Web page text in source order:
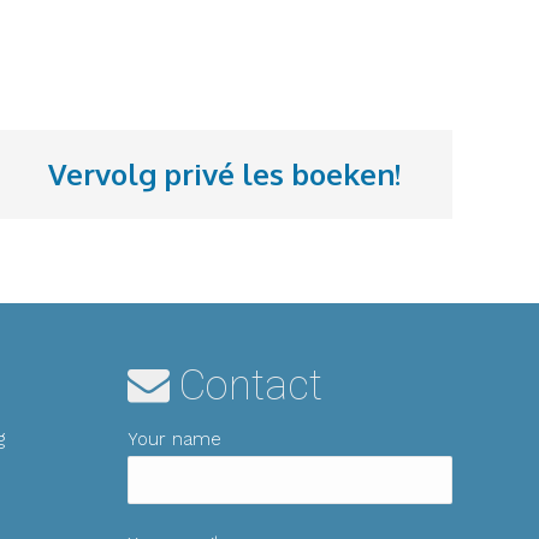
Vervolg privé les boeken!
Contact
Your name